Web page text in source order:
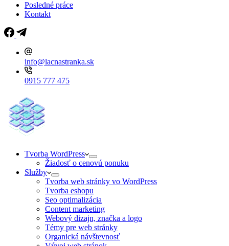
Posledné práce
Kontakt
info@lacnastranka.sk
0915 777 475
Tvorba WordPress
Žiadosť o cenovú ponuku
Služby
Tvorba web stránky vo WordPress
Tvorba eshopu
Seo optimalizácia
Content marketing
Webový dizajn, značka a logo
Témy pre web stránky
Organická návštevnosť